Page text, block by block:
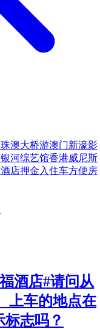
澳大桥游澳门新濠影
银河综艺馆香港威尼斯
酒店押金 入住车方便房
酒店#请问从
上车的地点在
志吗？